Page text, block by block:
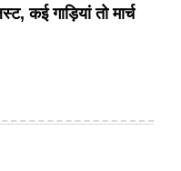
कई गाड़ियां तो मार्च